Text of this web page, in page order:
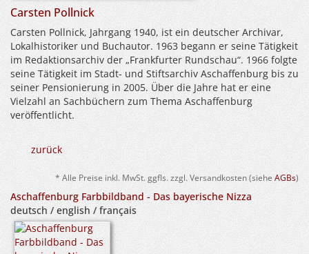
Carsten Pollnick
Carsten Pollnick, Jahrgang 1940, ist ein deutscher Archivar,
Lokalhistoriker und Buchautor. 1963 begann er seine Tätigkeit
im Redaktionsarchiv der „Frankfurter Rundschau“. 1966 folgte
seine Tätigkeit im Stadt- und Stiftsarchiv Aschaffenburg bis zu
seiner Pensionierung in 2005. Über die Jahre hat er eine
Vielzahl an Sachbüchern zum Thema Aschaffenburg
veröffentlicht.
zurück
* Alle Preise inkl. MwSt. ggfls. zzgl. Versandkosten (siehe AGBs)
Aschaffenburg Farbbildband - Das bayerische Nizza
deutsch / english / français